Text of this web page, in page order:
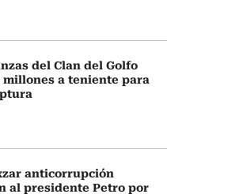
del Clan del Golfo
millones a teniente para
anticorrupción
al presidente Petro por